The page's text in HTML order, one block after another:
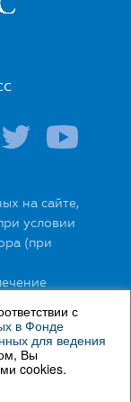
на сайте,
условии
(при
сайта можно
с
в Фонде
для ведения
Вы
cookies.